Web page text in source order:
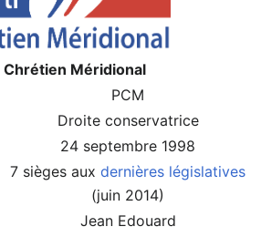
Chrétien Méridional
PCM
Droite conservatrice
24 septembre 1998
7 sièges aux dernières législatives
(juin 2014)
Jean Edouard